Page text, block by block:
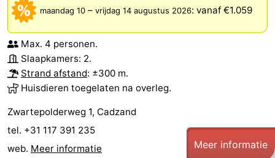
maandag 10 – vrijdag 14 augustus 2026: vanaf €1.059
Max. 4 personen.
Slaapkamers: 2.
Strand afstand: ±300 m.
Huisdieren toegelaten na overleg.
Zwartepolderweg 1, Cadzand
tel. +31 117 391 235
web. Meer informatie Meer informatie